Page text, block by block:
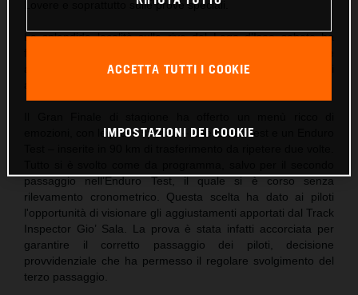
Lovere e soprattutto sulle prove speciali.
La splendida località sulle rive del Lago d’Iseo sabato ha
alle premiazioni della quarta tappa di Scandiano, prima di
emozioni, con le prove speciali – due Cross Test e un Enduro
passaggio nell’Enduro Test, il quale si è corso senza
rilevamento cronometrico. Questa scelta ha dato ai piloti
l'opportunità di visionare gli aggiustamenti apportati dal Track
Inspector Gio’ Sala. La prova è stata infatti accorciata per
garantire il corretto passaggio dei piloti, decisione
provvidenziale che ha permesso il regolare svolgimento del
terzo passaggio.
ACCETTA TUTTI I COOKIE
IMPOSTAZIONI DEI COOKIE